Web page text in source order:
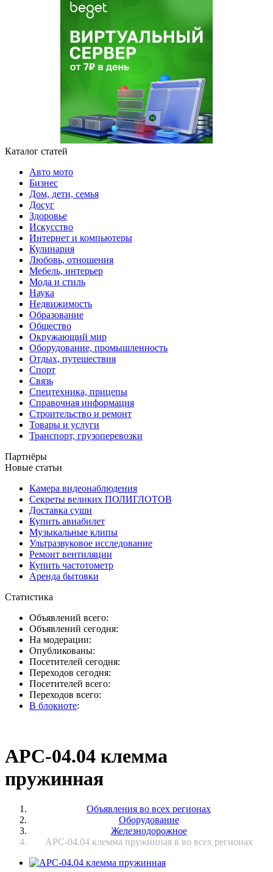
Каталог статей
Авто мото
Бизнес
Дом, дети, семья
Досуг
Здоровье
Искусство
Интернет и компьютеры
Кулинария
Любовь, отношения
Мебель, интерьер
Мода и стиль
Наука
Недвижимость
Образование
Общество
Окружающий мир
Оборудование, промышленность
Отдых, путешествия
Спорт
Связь
Спецтехника, прицепы
Справочная информация
Строительство и ремонт
Товары и услуги
Транспорт, грузоперевозки
Партнёры
Новые статьи
Камера видеонаблюдения
Секреты великих ПОЛИГЛОТОВ
Доставка суши
Купить авиабилет
Музыкальные клипы
Ультразвуковое исследование
Ремонт вентиляции
Купить частотометр
Аренда бытовки
Статистика
Объявлений всего:
Объявлений сегодня:
На модерации:
Опубликованы:
Посетителей сегодня:
Переходов сегодня:
Посетителей всего:
Переходов всего:
В блокноте:
АРС-04.04 клемма
пружинная
Объявления во всех регионах
Оборудование
Железнодорожное
АРС-04.04 клемма пружинная в во всех регионах